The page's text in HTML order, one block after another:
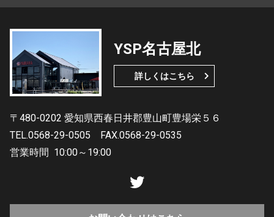
YSP名古屋北
詳しくはこちら
〒480-0202 愛知県西春日井郡豊山町豊場栄５６
TEL.0568-29-0505
FAX.0568-29-0535
営業時間 10:00～19:00